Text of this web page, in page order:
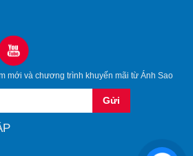
mới và chương trình khuyến mãi từ Ánh Sao